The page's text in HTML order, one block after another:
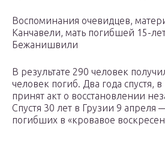
Воспоминания очевидцев,
Канчавели, мать погибшей 15-
Бежанишвили
В результате 290 человек
человек погиб. Два года спустя,
принят акт о восстановлении
Спустя 30 лет в Грузии 9 апреля
погибших в «кровавое